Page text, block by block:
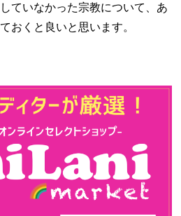
ていなかった宗教について、あ
おくと良いと思います。